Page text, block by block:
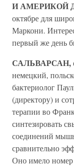
И АМЕРИКОЙ
октябре для
Маркони.
первый же день
САЛЬВАРСАН,
немецкий,
бактериолог
(директору) и
терапии во
синтезировать
соединений
сравнительно
Оно имело номер